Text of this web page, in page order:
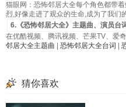
猫眼网：恐怖邻居大全每个角色都带
烈,好像走进了观众的生命,成为了我们
6.《恐怖邻居大全》主题曲、演员台
在优酷视频、腾讯视频、芒果TV、爱
邻居大全主题曲
恐怖邻居大全台词
猜你喜欢